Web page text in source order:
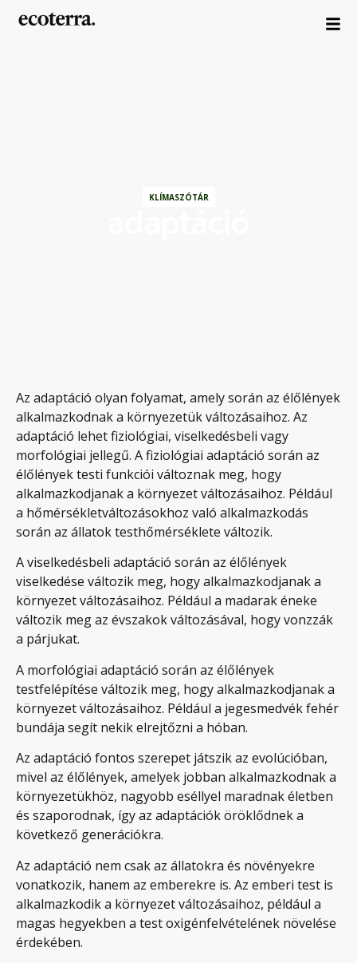
KLÍMASZÓTÁR
Az adaptáció olyan folyamat, amely során az élőlények
alkalmazkodnak a környezetük változásaihoz. Az
adaptáció lehet fiziológiai, viselkedésbeli vagy
morfológiai jellegű. A fiziológiai adaptáció során az
élőlények testi funkciói változnak meg, hogy
alkalmazkodjanak a környezet változásaihoz. Például
a hőmérsékletváltozásokhoz való alkalmazkodás
során az állatok testhőmérséklete változik.
A viselkedésbeli adaptáció során az élőlények
viselkedése változik meg, hogy alkalmazkodjanak a
környezet változásaihoz. Például a madarak éneke
változik meg az évszakok változásával, hogy vonzzák
a párjukat.
A morfológiai adaptáció során az élőlények
testfelépítése változik meg, hogy alkalmazkodjanak a
környezet változásaihoz. Például a jegesmedvék fehér
bundája segít nekik elrejtőzni a hóban.
Az adaptáció fontos szerepet játszik az evolúcióban,
mivel az élőlények, amelyek jobban alkalmazkodnak a
környezetükhöz, nagyobb eséllyel maradnak életben
és szaporodnak, így az adaptációk öröklődnek a
következő generációkra.
Az adaptáció nem csak az állatokra és növényekre
vonatkozik, hanem az emberekre is. Az emberi test is
alkalmazkodik a környezet változásaihoz, például a
magas hegyekben a test oxigénfelvételének növelése
érdekében.